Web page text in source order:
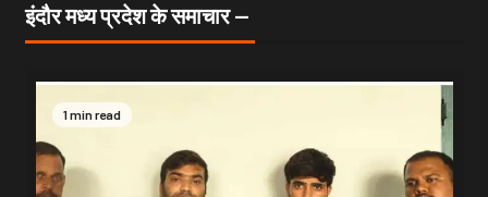
इंदौर मध्य प्रदेश के समाचार —
1 min read